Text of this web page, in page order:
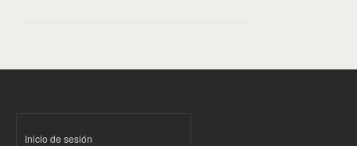
Inicio de sesión